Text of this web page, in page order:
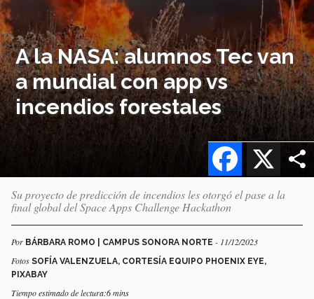
A la NASA: alumnos Tec van
a mundial con app vs
incendios forestales
X
Facebook
Su proyecto de predicción de incendios les otorgó el pase a la
final global del Space Apps Challenge Hackathon
Por BÁRBARA ROMO | CAMPUS SONORA NORTE - 11/12/2023
Fotos SOFÍA VALENZUELA, CORTESÍA EQUIPO PHOENIX EYE,
PIXABAY
Tiempo estimado de lectura:6 mins